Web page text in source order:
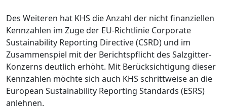
Des Weiteren hat KHS die Anzahl der nicht finanziellen
Kennzahlen im Zuge der EU-Richtlinie Corporate
Sustainability Reporting Directive (CSRD) und im
Zusammenspiel mit der Berichtspflicht des Salzgitter-
Konzerns deutlich erhöht. Mit Berücksichtigung dieser
Kennzahlen möchte sich auch KHS schrittweise an die
European Sustainability Reporting Standards (ESRS)
anlehnen.